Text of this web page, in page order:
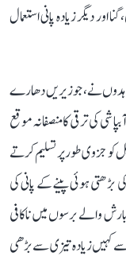
دیگر زیادہ پانی استعمال
نے، جو زیریں دھارے
کی ترقی کا منصفانہ موقع
میں اس دلیل کو جزوی طور پر تسلیم کرتے
بڑھتی ہوئی پینے کے پانی کی
والے برسوں میں ناکافی
کہیں زیادہ تیزی سے بڑھی